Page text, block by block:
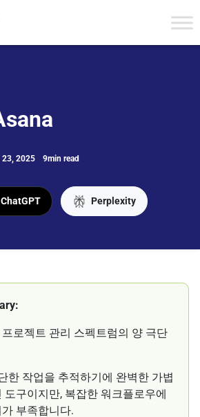
23, 2025 9min read
ChatGPT Perplexity
로젝트 관리 스펙트럼의 양 극단
한 작업을 추적하기에 완벽한 가볍
도구이지만, 복잡한 워크플로우에
부족합니다.